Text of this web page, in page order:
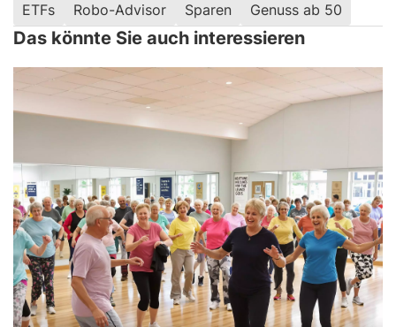
ETFs
Robo-Advisor Sparen Genuss ab 50
Das könnte Sie auch interessieren